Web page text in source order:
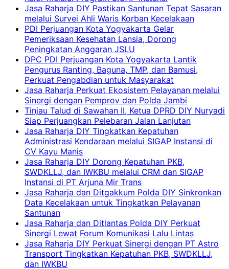
Jasa Raharja DIY Pastikan Santunan Tepat Sasaran
melalui Survei Ahli Waris Korban Kecelakaan
PDI Perjuangan Kota Yogyakarta Gelar
Pemeriksaan Kesehatan Lansia, Dorong
Peningkatan Anggaran JSLU
DPC PDI Perjuangan Kota Yogyakarta Lantik
Pengurus Ranting, Baguna, TMP, dan Bamusi,
Perkuat Pengabdian untuk Masyarakat
Jasa Raharja Perkuat Ekosistem Pelayanan melalui
Sinergi dengan Pemprov dan Polda Jambi
Tinjau Talud di Sawahan II, Ketua DPRD DIY Nuryadi
Siap Perjuangkan Pelebaran Jalan Lanjutan
Jasa Raharja DIY Tingkatkan Kepatuhan
Administrasi Kendaraan melalui SIGAP Instansi di
CV Kayu Manis
Jasa Raharja DIY Dorong Kepatuhan PKB,
SWDKLLJ, dan IWKBU melalui CRM dan SIGAP
Instansi di PT Arjuna Mir Trans
Jasa Raharja dan Ditgakkum Polda DIY Sinkronkan
Data Kecelakaan untuk Tingkatkan Pelayanan
Santunan
Jasa Raharja dan Ditlantas Polda DIY Perkuat
Sinergi Lewat Forum Komunikasi Lalu Lintas
Jasa Raharja DIY Perkuat Sinergi dengan PT Astro
Transport Tingkatkan Kepatuhan PKB, SWDKLLJ,
dan IWKBU